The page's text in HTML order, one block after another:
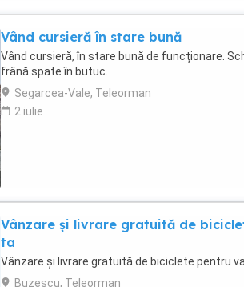
Vând cursieră în stare bună
Vând cursieră, în stare bună de funcționare.
frână spate în butuc.
Segarcea-Vale, Teleorman
2 iulie
Vânzare și livrare gratuită de
ta
Vânzare și livrare gratuită de biciclete pentru
Buzescu, Teleorman